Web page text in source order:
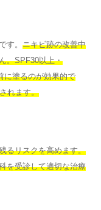
す。 ニキビ跡の改善中
。SPF30以上・
に塗るのが効果的で
れます。
るリスクを高めます。
を受診して適切な治療